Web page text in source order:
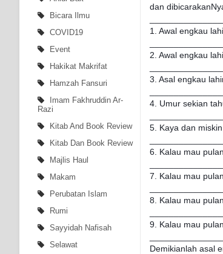
Bicara Ilmu
COVID19
Event
Hakikat Makrifat
Hamzah Fansuri
Imam Fakhruddin Ar-
Razi
Kitab And Book Review
Kitab Dan Book Review
Majlis Haul
Makam
Perubatan Islam
Rumi
Sayyidah Nafisah
Selawat
dan
1. Awal engkau
2. Awal engkau
3. Asal engkau
4. Umur sekian
5. Kaya dan miskin
6. Kalau mau
7. Kalau mau
8. Kalau mau
9. Kalau mau
Demikianlah asal